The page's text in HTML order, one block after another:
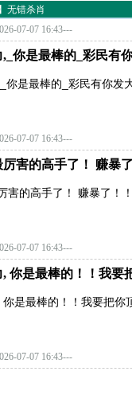
无错杀肖
07-07 16:43---
你是最棒的_彩民有
你是最棒的_彩民有你发
07-07 16:43---
害的高手了！ 赚暴
害的高手了！ 赚暴了！
07-07 16:43---
你是最棒的！！我要
是最棒的！！我要把你
07-07 16:43---